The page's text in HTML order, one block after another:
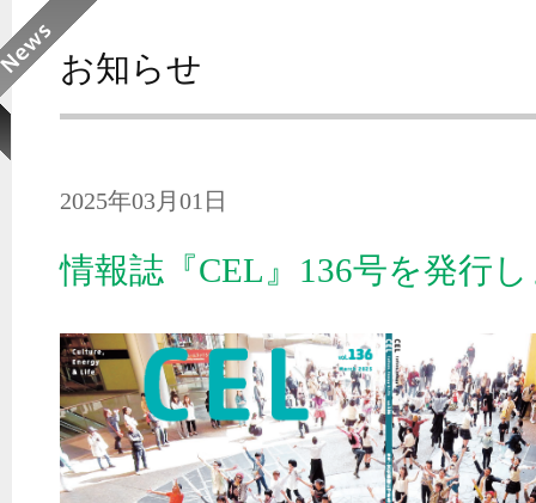
お知らせ
2025年03月01日
情報誌『CEL』136号を発行